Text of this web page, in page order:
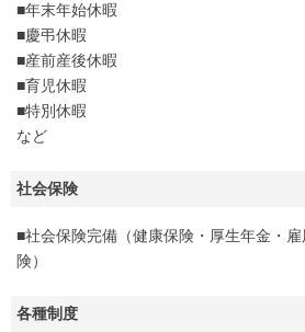
■年末年始休暇
■慶弔休暇
■産前産後休暇
■育児休暇
■特別休暇
など
社会保険
■社会保険完備（健康保険・厚生年金・
険）
各種制度